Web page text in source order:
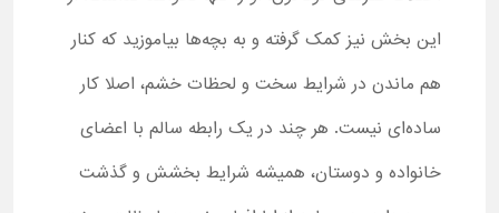
این بخش نیز کمک گرفته و به بچه‌ها بیاموزید که کنار
هم ماندن در شرایط سخت و لحظات خشم، اصلا کار
ساده‌ای نیست. هر چند در یک رابطه سالم با اعضای
خانواده و دوستان، همیشه شرایط بخشش و گذشت